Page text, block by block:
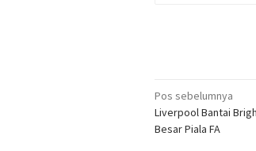
Navigasi
pos
Pos sebelumnya
Liverpool Bantai
Besar Piala FA